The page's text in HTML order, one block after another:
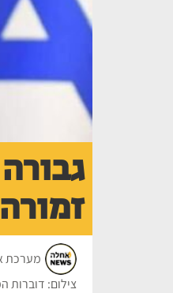
מערכת
צילום: דוברות